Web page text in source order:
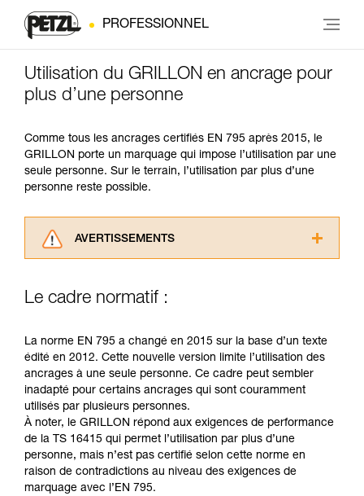
PROFESSIONNEL
Utilisation du GRILLON en ancrage pour
plus d’une personne
Comme tous les ancrages certifiés EN 795 après 2015, le
GRILLON porte un marquage qui impose l’utilisation par une
seule personne. Sur le terrain, l’utilisation par plus d’une
personne reste possible.
AVERTISSEMENTS
consulter. Vous devez avoir compris les
pouvoir comprendre ce complément
d’informations.
Maîtriser ces techniques nécessite une
formation et un entraînement spécifique. Validez
avec un professionnel votre capacité à refaire
la manipulation, seul, en toute sécurité, avant
de la reproduire en autonomie.
Nous donnons des exemples de techniques
liées à votre activité. Il peut en exister d’autres
que nous ne décrivons pas ici.
Le cadre normatif :
La norme EN 795 a changé en 2015 sur la base d’un texte
édité en 2012. Cette nouvelle version limite l’utilisation des
ancrages à une seule personne. Ce cadre peut sembler
inadapté pour certains ancrages qui sont couramment
utilisés par plusieurs personnes.
À noter, le GRILLON répond aux exigences de performance
de la TS 16415 qui permet l’utilisation par plus d’une
personne, mais n’est pas certifié selon cette norme en
raison de contradictions au niveau des exigences de
marquage avec l’EN 795.